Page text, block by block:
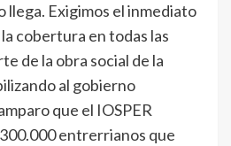
llega. Exigimos el inmediato
cobertura en todas las
de la obra social de la
al gobierno
que el IOSPER
entrerrianos que